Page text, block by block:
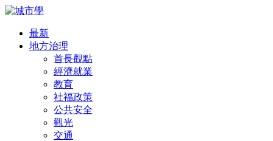
最新
地方治理
首長觀點
經濟就業
教育
社福政策
公共安全
觀光
交通